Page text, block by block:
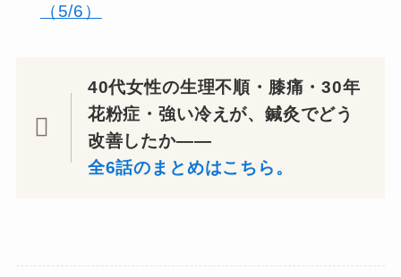
（5/6）
40代女性の生理不順・膝痛・30年
花粉症・強い冷えが、鍼灸でどう
改善したか——
全6話のまとめはこちら。